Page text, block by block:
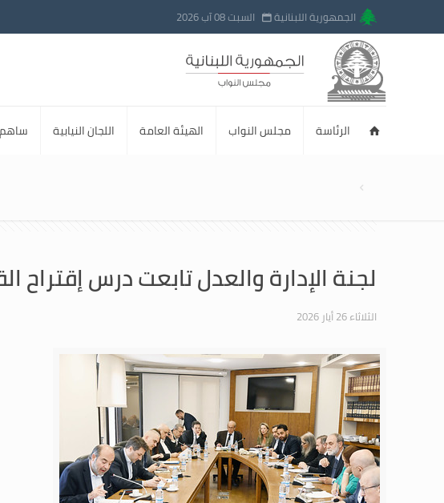
الجمهورية اللبنانية السبت 08 آب 2026
الرئاسة مجلس النواب الهيئة العامة اللجان النيابية
لجنة الإدارة والعدل تابعت درس إقتراح
الثلاثاء 26 أيار 2026